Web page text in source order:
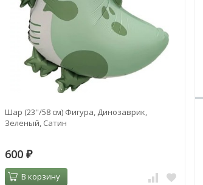
Шар (23''/58 см) Фигура, Динозаврик,
Зеленый, Сатин
600 ₽
В корзину